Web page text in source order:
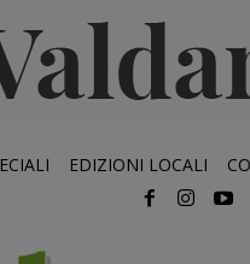
EDIZIONI LOCALI